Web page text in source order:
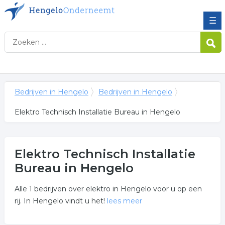
☰
Bedrijven in Hengelo Bedrijven in Hengelo
Elektro Technisch Installatie Bureau in Hengelo
Elektro Technisch Installatie
Bureau in Hengelo
Alle 1 bedrijven over elektro in Hengelo voor u op een
rij. In Hengelo vindt u het! lees meer